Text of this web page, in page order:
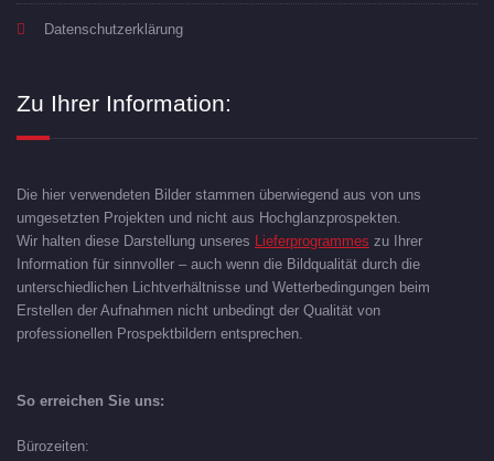
Datenschutzerklärung
Zu Ihrer Information:
Die hier verwendeten Bilder stammen überwiegend aus von uns
umgesetzten Projekten und nicht aus Hochglanzprospekten.
Wir halten diese Darstellung unseres Lieferprogrammes zu Ihrer
Information für sinnvoller – auch wenn die Bildqualität durch die
unterschiedlichen Lichtverhältnisse und Wetterbedingungen beim
Erstellen der Aufnahmen nicht unbedingt der Qualität von
professionellen Prospektbildern entsprechen.
So erreichen Sie uns:
Bürozeiten: